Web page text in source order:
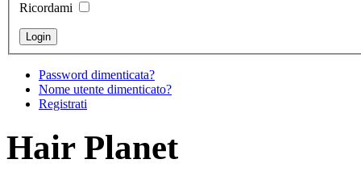
Ricordami
Password dimenticata?
Nome utente dimenticato?
Registrati
Hair Planet